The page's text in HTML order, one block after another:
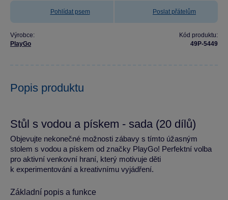
Pohlídat psem Poslat přátelům
Výrobce:
PlayGo
Kód produktu:
49P-5449
Popis produktu
Stůl s vodou a pískem - sada (20 dílů)
Objevujte nekonečné možnosti zábavy s tímto úžasným
stolem s vodou a pískem od značky PlayGo! Perfektní volba
pro aktivní venkovní hraní, který motivuje děti
k experimentování a kreativnímu vyjádření.
Základní popis a funkce